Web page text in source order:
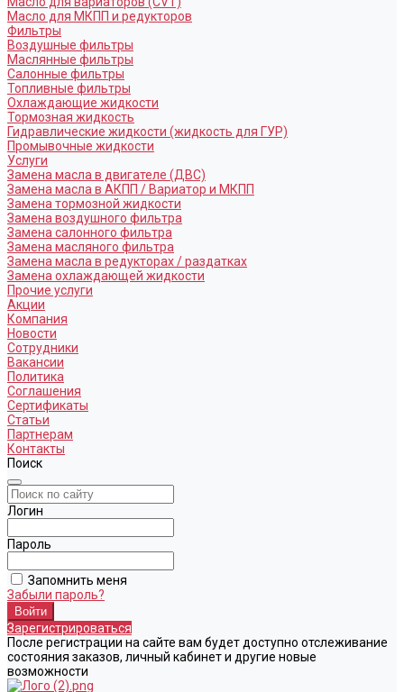
Масло для МКПП и редукторов
Фильтры
Воздушные фильтры
Маслянные фильтры
Салонные фильтры
Топливные фильтры
Охлаждающие жидкости
Тормозная жидкость
Гидравлические жидкости (жидкость для ГУР)
Промывочные жидкости
Услуги
Замена масла в двигателе (ДВС)
Замена масла в АКПП / Вариатор и МКПП
Замена тормозной жидкости
Замена воздушного фильтра
Замена салонного фильтра
Замена масляного фильтра
Замена масла в редукторах / раздатках
Замена охлаждающей жидкости
Прочие услуги
Акции
Компания
Новости
Сотрудники
Вакансии
Политика
Соглашения
Сертификаты
Статьи
Партнерам
Контакты
Поиск
Логин
Пароль
Запомнить меня
Забыли пароль?
Зарегистрироваться
После регистрации на сайте вам будет доступно отслеживание
состояния заказов, личный кабинет и другие новые
возможности